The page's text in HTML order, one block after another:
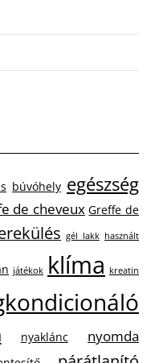
búvóhely egészség
de cheveux Greffe de
gél lakk használt
játékok klíma kreatin
nyaklánc nyomda